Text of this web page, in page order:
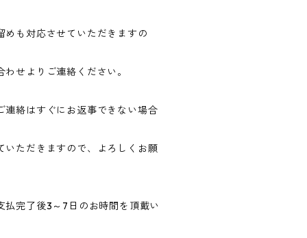
めも対応させていただきますの
せよりご連絡ください。
連絡はすぐにお返事できない場合
いただきますので、よろしくお願
払完了後3～7日のお時間を頂戴い